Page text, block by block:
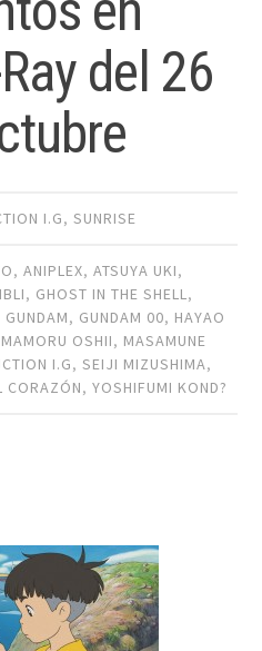
del 26
I.G,SUNRISE
,ANIPLEX,ATSUYA UKI,
, GHOST IN THE SHELL ,
GUNDAM, GUNDAM 00, HAYAO
MAMORU OSHII, MASAMUNE
I.G,SEIJI MIZUSHIMA,
CORAZÓN,YOSHIFUMI KOND?